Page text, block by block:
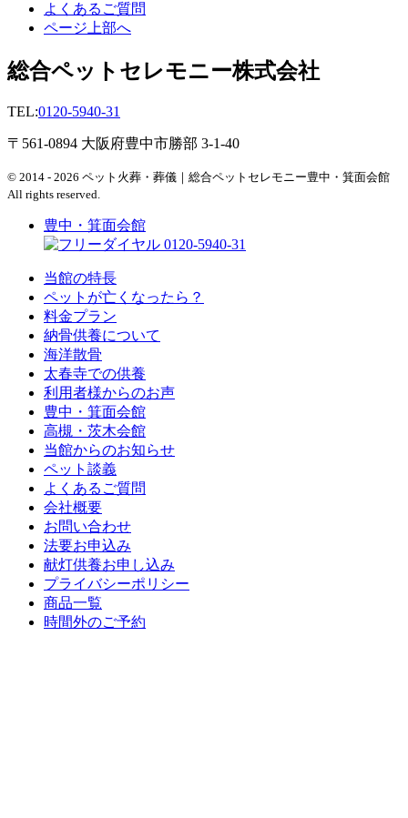
よくあるご質問
ページ上部へ
総合ペットセレモニー株式会社
TEL:0120-5940-31
〒561-0894 大阪府豊中市勝部 3-1-40
© 2014 - 2026 ペット火葬・葬儀｜総合ペットセレモニー豊中・箕面会館
All rights reserved.
豊中・箕面会館
0120-5940-31
当館の特長
ペットが亡くなったら？
料金プラン
納骨供養について
海洋散骨
太春寺での供養
利用者様からのお声
豊中・箕面会館
高槻・茨木会館
当館からのお知らせ
ペット談義
よくあるご質問
会社概要
お問い合わせ
法要お申込み
献灯供養お申し込み
プライバシーポリシー
商品一覧
時間外のご予約